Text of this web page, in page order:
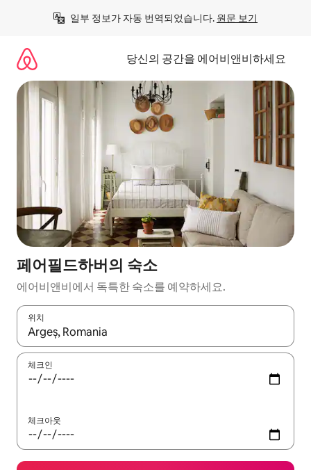
일부 정보가 자동 번역되었습니다. 원문 보기
당신의 공간을 에어비앤비하세요
페어필드하버의 숙소
에어비앤비에서 독특한 숙소를 예약하세요.
위치
결과가 나오면 위·아래 화살표 키를 사용하거나 터치 또는 스와이
체크인
체크아웃